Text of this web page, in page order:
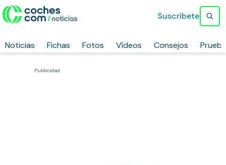
Noticias Fichas Fotos Vídeos Consejos
Suscríbete
Publicidad